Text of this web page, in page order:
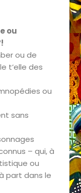
ou
ou de
t’elle des
ou
sans
– qui, à
ou
part dans le